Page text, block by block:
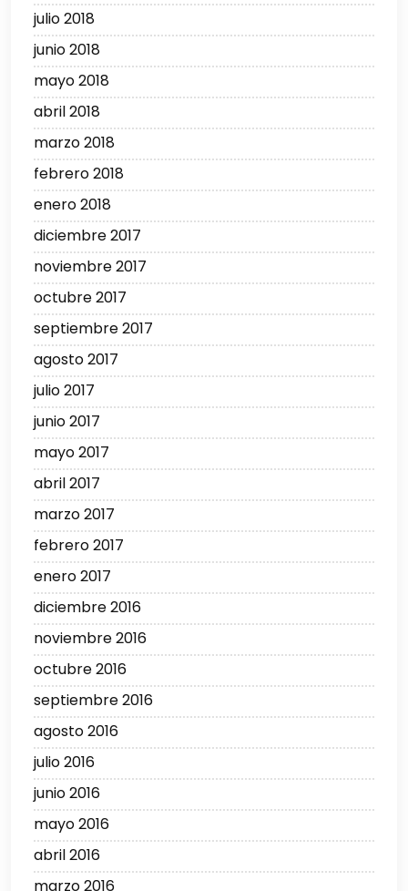
julio 2018
junio 2018
mayo 2018
abril 2018
marzo 2018
febrero 2018
enero 2018
diciembre 2017
noviembre 2017
octubre 2017
septiembre 2017
agosto 2017
julio 2017
junio 2017
mayo 2017
abril 2017
marzo 2017
febrero 2017
enero 2017
diciembre 2016
noviembre 2016
octubre 2016
septiembre 2016
agosto 2016
julio 2016
junio 2016
mayo 2016
abril 2016
marzo 2016